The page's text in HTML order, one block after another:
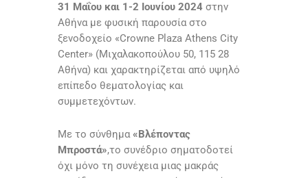
31 Μαΐου και 1-2 Ιουνίου 2024 στην
Αθήνα με φυσική παρουσία στο
ξενοδοχείο «Crowne Plaza Athens City
Center» (Μιχαλακοπούλου 50, 115 28
Αθήνα) και χαρακτηρίζεται από υψηλό
επίπεδο θεματολογίας και
συμμετεχόντων.
Με το σύνθημα «Βλέποντας
Μπροστά»,το συνέδριο σηματοδοτεί
όχι μόνο τη συνέχεια μιας μακράς